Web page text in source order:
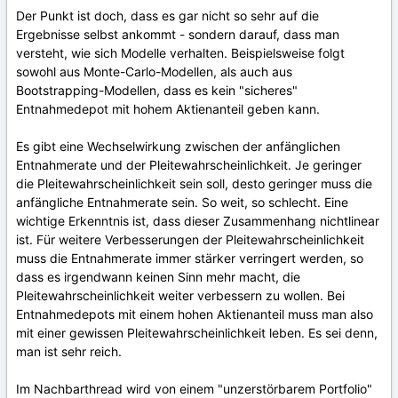
Der Punkt ist doch, dass es gar nicht so sehr auf die
Ergebnisse selbst ankommt - sondern darauf, dass man
versteht, wie sich Modelle verhalten. Beispielsweise folgt
sowohl aus Monte-Carlo-Modellen, als auch aus
Bootstrapping-Modellen, dass es kein "sicheres"
Entnahmedepot mit hohem Aktienanteil geben kann.
Es gibt eine Wechselwirkung zwischen der anfänglichen
Entnahmerate und der Pleitewahrscheinlichkeit. Je geringer
die Pleitewahrscheinlichkeit sein soll, desto geringer muss die
anfängliche Entnahmerate sein. So weit, so schlecht. Eine
wichtige Erkenntnis ist, dass dieser Zusammenhang nichtlinear
ist. Für weitere Verbesserungen der Pleitewahrscheinlichkeit
muss die Entnahmerate immer stärker verringert werden, so
dass es irgendwann keinen Sinn mehr macht, die
Pleitewahrscheinlichkeit weiter verbessern zu wollen. Bei
Entnahmedepots mit einem hohen Aktienanteil muss man also
mit einer gewissen Pleitewahrscheinlichkeit leben. Es sei denn,
man ist sehr reich.
Im Nachbarthread wird von einem "unzerstörbarem Portfolio"